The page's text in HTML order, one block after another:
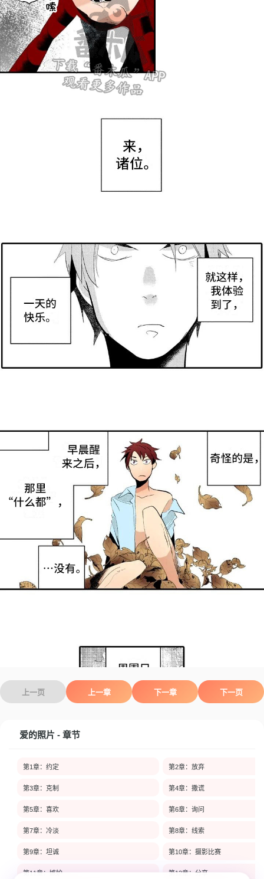
上一页 上一章 下一章 下一页
爱的照片 - 章节
第1章：约定 第2章：放弃
第3章：克制 第4章：撒谎
第5章：喜欢 第6章：询问
第7章：冷淡 第8章：线索
第9章：坦诚 第10章：摄影比赛
第11章：嫉妒 第12章：分享